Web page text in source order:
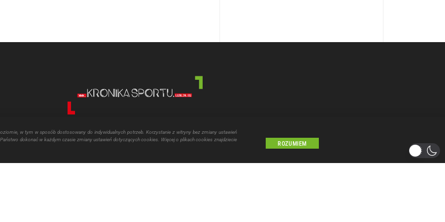
w tym w sposób dostosowany do indywidualnych potrzeb. Korzystanie z witryny bez zmiany ustawień
dokonać w każdym czasie zmiany ustawień dotyczących cookies. Więcej o plikach cookies znajdziecie
ROZUMIEM